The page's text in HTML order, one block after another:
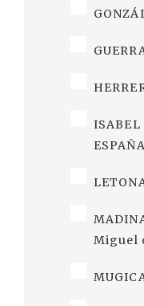
ISABEL
ESPAÑA
Miguel